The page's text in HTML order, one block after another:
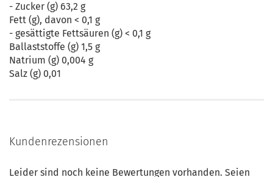
- Zucker (g) 63,2 g
Fett (g), davon < 0,1 g
- gesättigte Fettsäuren (g) < 0,1 g
Ballaststoffe (g) 1,5 g
Natrium (g) 0,004 g
Salz (g) 0,01
Kundenrezensionen
Leider sind noch keine Bewertungen vorhanden. Seien